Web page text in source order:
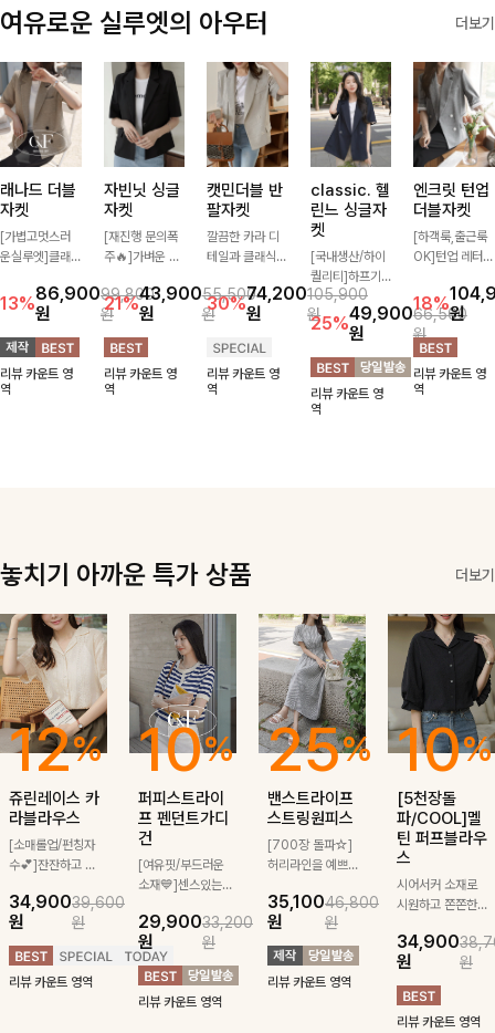
여유로운 실루엣의 아우터 더보기
래나드 더블
자켓
[가볍고멋스러
운실루엣]클래
하게 걸치기 좋
은 반팔 자켓-자
주 입게 될 깔끔
한 핏은 물론, 쾌
적함도 챙겨드려
요 :)
13%86,900
원
99,800
원
리뷰 카운트 영
역
자빈닛 싱글
자켓
[재진행 문의폭
주🔥]가벼운 소
기만 해도 캐주
얼한 무드를 만
들어주며 반팔
디자인으로 더운
날에도 편안하게
착용 가능한 반
21%43,900
원
55,500
원
리뷰 카운트 영
역
캣민더블 반
팔자켓
깔끔한 카라 디
테일과 클래식한
인으로 세련된
무드를 완성한
볍게 걸쳐주기만
해도 멋스럽게
스타일링돼요
30%74,200
원
105,900
원
리뷰 카운트 영
역
classic. 헬
린느 싱글자
켓
[국내생산/하이
퀄리티]하프기
장의 부담스럽지
않은 기장으로
클래식이 주는
멋!스탠다드한
핏이 멋스러운,
쾌적하면서 세련
된 무드의 썸머
25%49,900
원
66,500
원
리뷰 카운트 영
역
엔크릿 턴업
더블자켓
[하객룩,출근룩
OK]턴업 레터링
있게 완성된 썸
머 자켓, 더블버
튼 디자인으로
깔끔하고 세련된
무드가 느껴져요
🩶 가볍고 시원
18%원
리뷰 카운트 영
역
놓치기 아까운 특가 상품 더보기
12%
쥬린레이스 카
라블라우스
[소매롤업/펀칭자
수💕]잔잔하고 고
테일이 사랑스러운
블라우스-페미닌
하면서 여리한 무
드로 즐겨지는
ITEM
34,900
원
39,600
원
리뷰 카운트 영역
10%
퍼피스트라이
프 펜던트가디
건
[여유핏/부드러운
소재💙]센스있는
귀여운 퍼피 펜던
트로 포인트를 선
사하는 니트 가디
건을 소개할게요 :)
29,900
원
33,200
원
리뷰 카운트 영역
25%
밴스트라이프
스트링원피스
[700장 돌파☆]
허리라인을 예쁘게
깔끔한 스트라이프
패턴에 링클프리!
💙플레어지는 롱한
기장감까지 완벽한
데일리 원피스:B
35,100
원
46,800
원
리뷰 카운트 영역
10%
[5천장돌
파/COOL]멜
틴 퍼프블라우
스
시어서커 소재로
시원하고 쫀쫀한
편안하게 입혀질
블라우스- 단정한
카라와 풍성한 퍼
프 소매로 여성스
러움을 더했어요 :)
34,900
원
원
리뷰 카운트 영역